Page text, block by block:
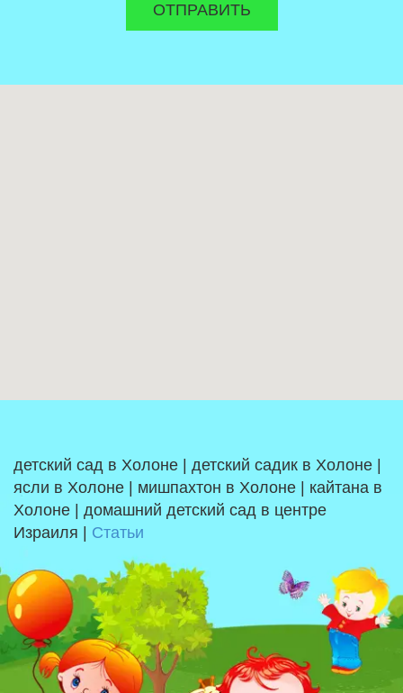
детский сад в Холоне | детский садик в Холоне |
ясли в Холоне | мишпахтон в Холоне | кайтана в
Холоне | домашний детский сад в центре
Израиля | Статьи